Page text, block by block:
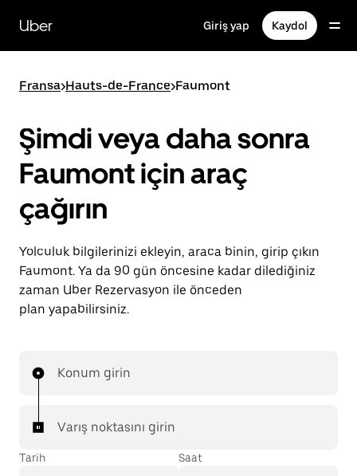
içeriğe
gidinUber Giriş yap Kaydol
Fransa>Hauts-de-France>Faumont
Şimdi veya daha sonra
Faumont için araç
çağırın
Yolculuk bilgilerinizi ekleyin, araca binin, girip çıkın
Faumont. Ya da 90 gün öncesine kadar dilediğiniz
zaman Uber Rezervasyon ile önceden
plan yapabilirsiniz.
Konum girin
Varış noktasını girin
Tarih Saat